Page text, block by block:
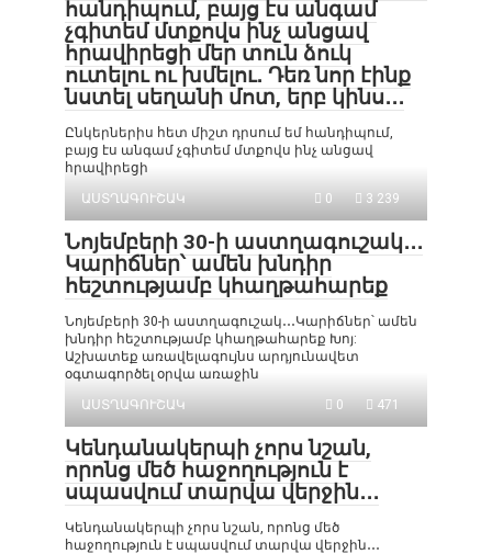
հանդիպում, բայց էս անգամ
չգիտեմ մտքովս ինչ անցավ
հրավիրեցի մեր տուն ձուկ
ուտելու ու խմելու․ Դեռ նոր էինք
նստել սեղանի մոտ, երբ կինս․․․
Ընկերներիս հետ միշտ դրսում եմ հանդիպում,
բայց էս անգամ չգիտեմ մտքովս ինչ անցավ
հրավիրեցի
ԱՍՏՂԱԳՈՒՇԱԿ
0 3 239
Նոյեմբերի 30-ի աստղագուշակ․․․
Կարիճներ՝ ամեն խնդիր
հեշտությամբ կհաղթահարեք
Նոյեմբերի 30-ի աստղագուշակ․․․Կարիճներ՝ ամեն
խնդիր հեշտությամբ կհաղթահարեք Խոյ:
Աշխատեք առավելագույնս արդյունավետ
օգտագործել օրվա առաջին
ԱՍՏՂԱԳՈՒՇԱԿ
0 471
Կենդանակերպի չորս նշան,
որոնց մեծ հաջողություն է
սպասվում տարվա վերջին․․․
Կենդանակերպի չորս նշան, որոնց մեծ
հաջողություն է սպասվում տարվա վերջին․․․